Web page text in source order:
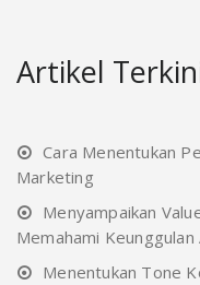
Artikel
Cara Menentukan
Marketing
Menyampaikan
Memahami Keunggulan
Menentukan Tone